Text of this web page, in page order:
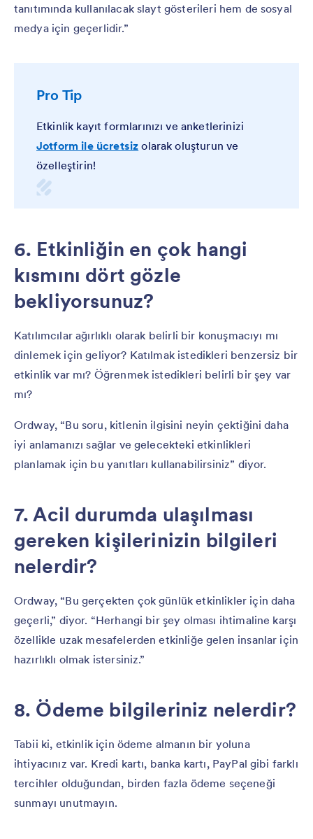
tanıtımında kullanılacak slayt gösterileri hem de sosyal
medya için geçerlidir.”
Pro Tip
Etkinlik kayıt formlarınızı ve anketlerinizi
Jotform ile ücretsiz olarak oluşturun ve
özelleştirin!
6. Etkinliğin en çok hangi
kısmını dört gözle
bekliyorsunuz?
Katılımcılar ağırlıklı olarak belirli bir konuşmacıyı mı
dinlemek için geliyor? Katılmak istedikleri benzersiz bir
etkinlik var mı? Öğrenmek istedikleri belirli bir şey var
mı?
Ordway, “Bu soru, kitlenin ilgisini neyin çektiğini daha
iyi anlamanızı sağlar ve gelecekteki etkinlikleri
planlamak için bu yanıtları kullanabilirsiniz” diyor.
7. Acil durumda ulaşılması
gereken kişilerinizin bilgileri
nelerdir?
Ordway, “Bu gerçekten çok günlük etkinlikler için daha
geçerli,” diyor. “Herhangi bir şey olması ihtimaline karşı
özellikle uzak mesafelerden etkinliğe gelen insanlar için
hazırlıklı olmak istersiniz.”
8. Ödeme bilgileriniz nelerdir?
Tabii ki, etkinlik için ödeme almanın bir yoluna
ihtiyacınız var. Kredi kartı, banka kartı, PayPal gibi farklı
tercihler olduğundan, birden fazla ödeme seçeneği
sunmayı unutmayın.